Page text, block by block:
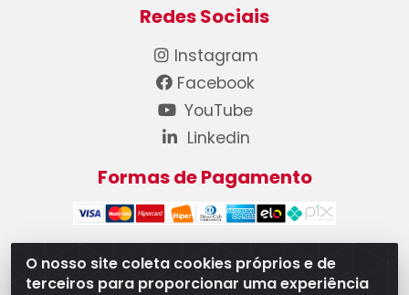
O nosso site coleta cookies próprios e de
terceiros para proporcionar uma experiência
Redes Sociais
Instagram
Facebook
YouTube
Linkedin
Formas de Pagamento
WB Componentes Automotivos LTDA - CNPJ